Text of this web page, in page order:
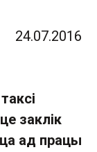
24.07.2016
заклік
ад працы